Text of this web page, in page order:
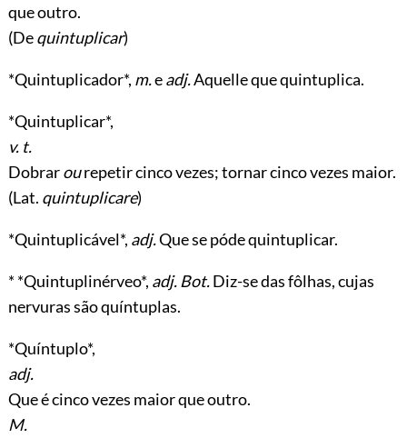
que outro.
(Dequintuplicar)
*Quintuplicador*, m.eadj.Aquelle que quintuplica.
*Quintuplicar*,
v. t.
Dobrarourepetir cinco vezes; tornar cinco vezes maior.
(Lat. quintuplicare)
*Quintuplicável*, adj.Que se póde quintuplicar.
* *Quintuplinérveo*, adj. Bot.Diz-se das fôlhas, cujas
nervuras são quíntuplas.
*Quíntuplo*,
adj.
Que é cinco vezes maior que outro.
M.